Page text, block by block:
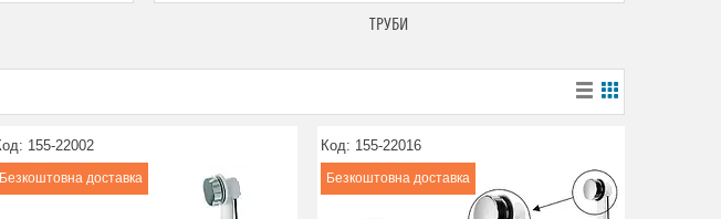
ТРУБИ
155-22002
Безкоштовна доставка
155-22016
Безкоштовна доставка